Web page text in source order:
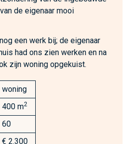
de eigenaar mooi
een werk bij; de eigenaar
had ons zien werken en na
zijn woning opgekuist.
woning
400 m2
60
€ 2.300